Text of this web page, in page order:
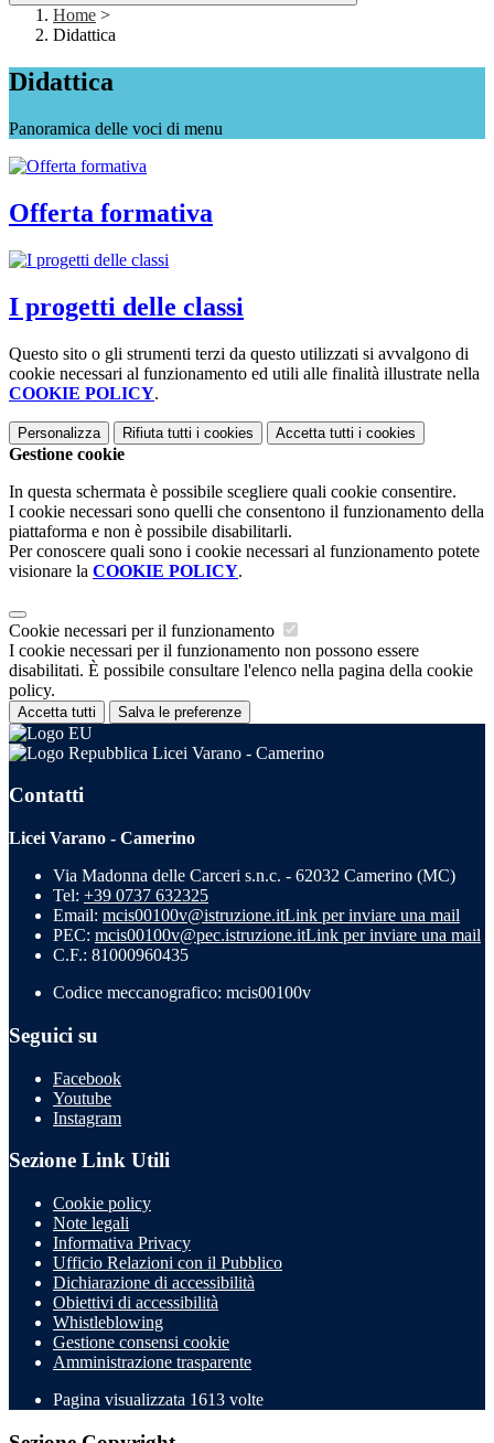
Home >
Didattica
Didattica
Panoramica delle voci di menu
Offerta formativa
I progetti delle classi
Questo sito o gli strumenti terzi da questo utilizzati si avvalgono di
cookie necessari al funzionamento ed utili alle finalità illustrate nella
COOKIE POLICY.
Personalizza Rifiuta tutti i cookies Accetta tutti i cookies
Gestione cookie
In questa schermata è possibile scegliere quali cookie consentire.
I cookie necessari sono quelli che consentono il funzionamento della
piattaforma e non è possibile disabilitarli.
Per conoscere quali sono i cookie necessari al funzionamento potete
visionare la COOKIE POLICY.
Cookie necessari per il funzionamento
I cookie necessari per il funzionamento non possono essere
disabilitati. È possibile consultare l'elenco nella pagina della cookie
policy.
Accetta tutti Salva le preferenze
Licei Varano - Camerino
Contatti
Licei Varano - Camerino
Via Madonna delle Carceri s.n.c. - 62032 Camerino (MC)
Tel: +39 0737 632325
Email: mcis00100v@istruzione.itLink per inviare una mail
PEC: mcis00100v@pec.istruzione.itLink per inviare una mail
C.F.: 81000960435
Codice meccanografico: mcis00100v
Seguici su
Facebook
Youtube
Instagram
Sezione Link Utili
Cookie policy
Note legali
Informativa Privacy
Ufficio Relazioni con il Pubblico
Dichiarazione di accessibilità
Obiettivi di accessibilità
Whistleblowing
Gestione consensi cookie
Amministrazione trasparente
Pagina visualizzata 1613 volte